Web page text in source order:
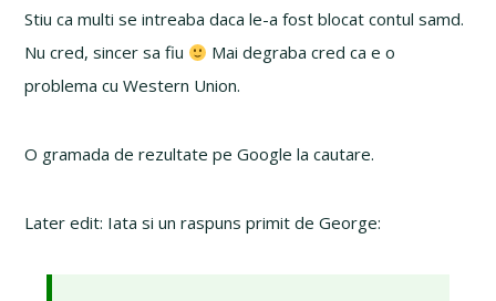
Stiu ca multi se intreaba daca le-a fost blocat contul samd.
Nu cred, sincer sa fiu
Mai degraba cred ca e o
problema cu Western Union.
O gramada de rezultate pe Google la cautare.
Later edit: Iata si un raspuns primit de George: